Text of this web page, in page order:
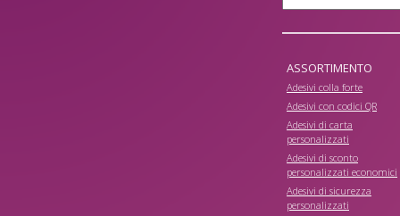
ASSORTIMENTO
Adesivi colla forte
Adesivi con codici QR
Adesivi di carta
personalizzati
Adesivi di sconto
personalizzati economici
Adesivi di sicurezza
personalizzati